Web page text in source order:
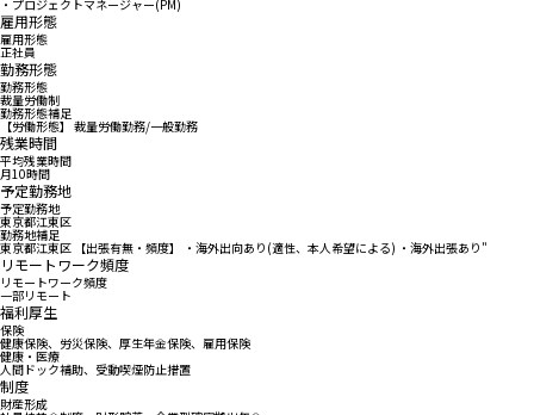
・プロジェクトマネージャー(PM)
雇用形態
雇用形態
正社員
勤務形態
勤務形態
裁量労働制
勤務形態補足
【労働形態】 裁量労働勤務/一般勤務
残業時間
平均残業時間
月10時間
予定勤務地
予定勤務地
東京都江東区
勤務地補足
東京都江東区 【出張有無・頻度】 ・海外出向あり(適性、本人希望による) ・海外出張あり"
リモートワーク頻度
リモートワーク頻度
一部リモート
福利厚生
保険
健康保険、労災保険、厚生年金保険、雇用保険
健康・医療
人間ドック補助、受動喫煙防止措置
制度
財産形成